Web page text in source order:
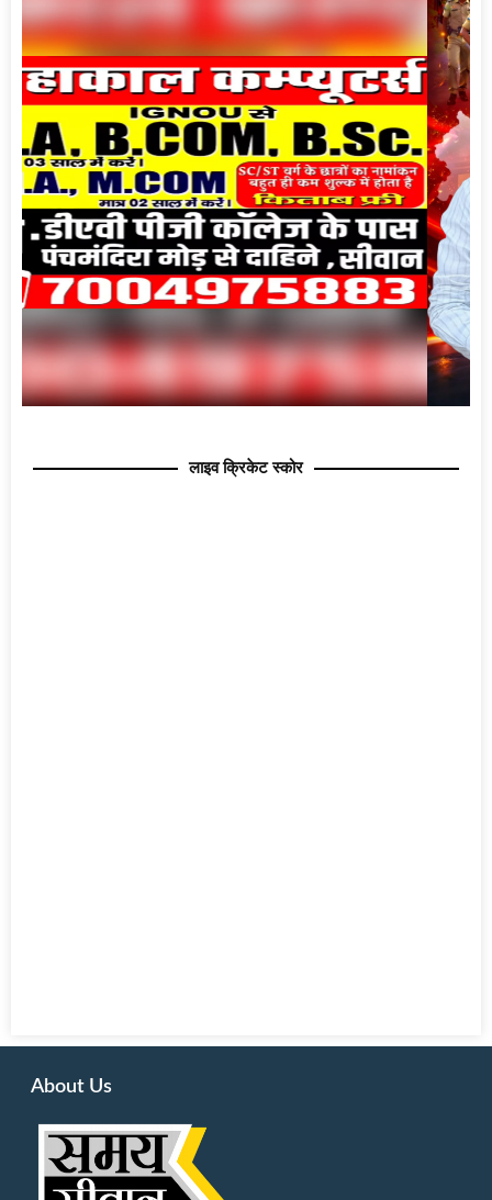
लाइव क्रिकेट स्कोर
About Us